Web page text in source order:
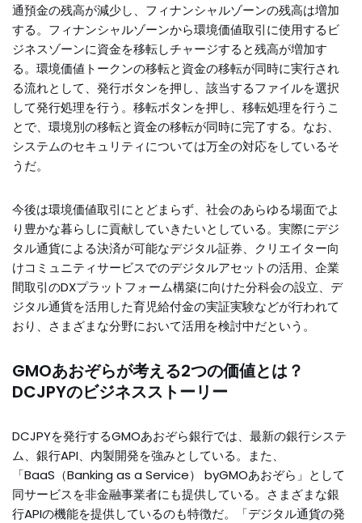
通預金の残高が減少し、フィナンシャルゾーンの残高は増加
する。フィナンシャルゾーンから環境価値取引に使用するビ
ジネスゾーンに資金を移転しチャージすると残高が増加す
る。環境価値トークンの移転と資金の移転が同時に実行され
る流れとして、発行ボタンを押し、該当するファイルを選択
して発行処理を行う。移転ボタンを押し、移転処理を行うこ
とで、環境別の移転と資金の移転が同時に完了する。なお、
システムのセキュリティについては万全の対応をしているそ
うだ。
今後は環境価値取引にとどまらず、社会のあらゆる場面でよ
り豊かな暮らしに貢献していきたいとしている。実際にデジ
タル通貨による決済が可能なデジタル証券、クリエイター向
けコミュニティサービスでのデジタルアセットの活用、企業
間取引のDXプラットフォーム構築に向けた分科会の設立、デ
ジタル通貨を活用した育児給付金の実証実験などが行われて
おり、さまざまな分野において活用を検討中だという。
GMOあおぞらが考える2つの価値とは？
DCJPYのビジネスストーリー
DCJPYを発行するGMOあおぞら銀行では、最新の銀行システ
ム、銀行API、内製開発を強みとしている。また、
「BaaS（Banking as a Service） byGMOあおぞら」として
同サービスを非金融事業者にも提供している。さまざまな銀
行APIの機能を提供しているのも特徴だ。「デジタル通貨の発